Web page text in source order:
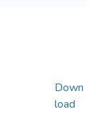
Down
load